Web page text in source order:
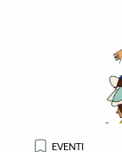
EVENTI